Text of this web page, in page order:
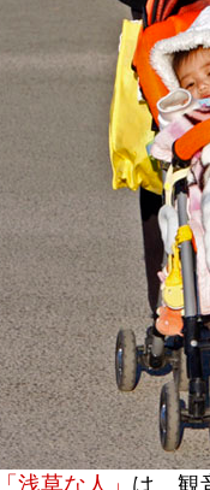
「浅草な人」 は、観